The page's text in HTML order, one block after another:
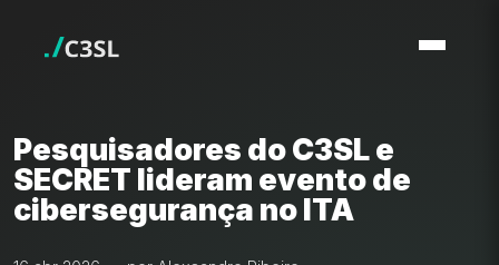
Pesquisadores do C3SL e
SECRET lideram evento de
cibersegurança no ITA